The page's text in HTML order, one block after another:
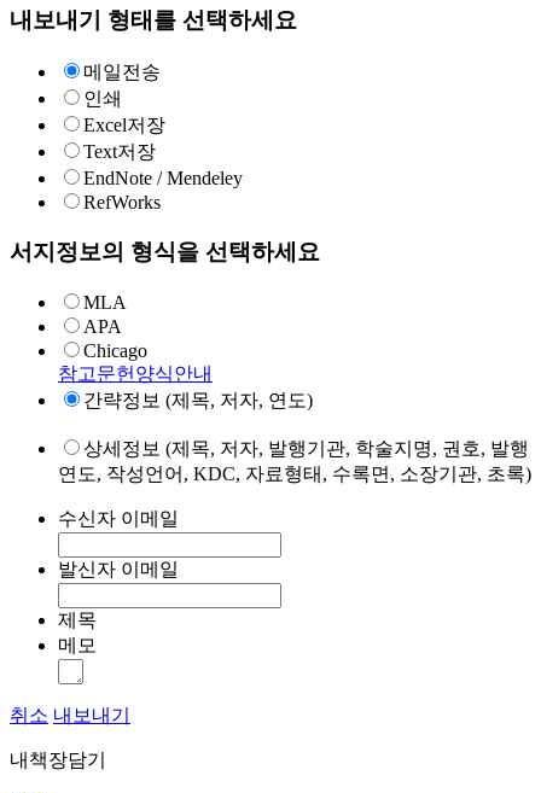
내보내기 형태를 선택하세요
메일전송
인쇄
Excel저장
Text저장
EndNote / Mendeley
RefWorks
서지정보의 형식을 선택하세요
MLA
APA
Chicago
참고문헌양식안내
간략정보 (제목, 저자, 연도)
상세정보 (제목, 저자, 발행기관, 학술지명, 권호, 발행
연도, 작성언어, KDC, 자료형태, 수록면, 소장기관, 초록)
수신자 이메일
발신자 이메일
제목
메모
취소 내보내기
내책장담기